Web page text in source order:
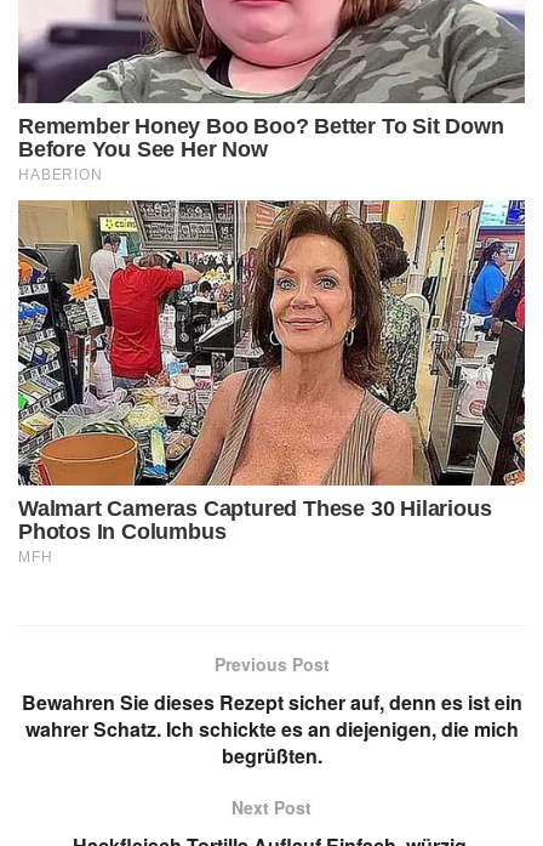
Previous Post
Bewahren Sie dieses Rezept sicher auf, denn es ist ein
wahrer Schatz. Ich schickte es an diejenigen, die mich
begrüßten.
Next Post